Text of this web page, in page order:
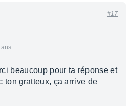
ans
#17
beaucoup pour ta réponse et
ton gratteux, ça arrive de